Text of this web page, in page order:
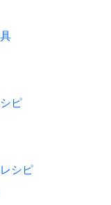
ピ
シピ